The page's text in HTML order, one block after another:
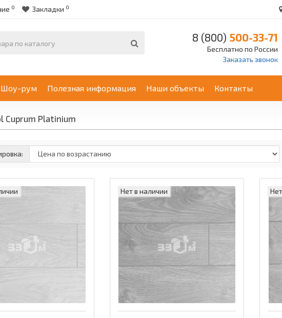
0 Закладки 0
8 (800) 500-33-71
Бесплатно по России
Заказать звонок
Шоу-рум Полезная информация Наши объекты Контакты
Cuprum Platinium
Нет в наличии